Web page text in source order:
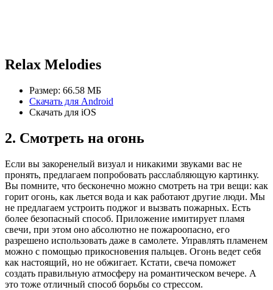
Relax Melodies
Размер: 66.58 МБ
Скачать для Android
Скачать для iOS
2. Смотреть на огонь
Если вы закоренелый визуал и никакими звуками вас не
пронять, предлагаем попробовать расслабляющую картинку.
Вы помните, что бесконечно можно смотреть на три вещи: как
горит огонь, как льется вода и как работают другие люди. Мы
не предлагаем устроить поджог и вызвать пожарных. Есть
более безопасный способ. Приложение имитирует пламя
свечи, при этом оно абсолютно не пожароопасно, его
разрешено использовать даже в самолете. Управлять пламенем
можно с помощью прикосновения пальцев. Огонь ведет себя
как настоящий, но не обжигает. Кстати, свеча поможет
создать правильную атмосферу на романтическом вечере. А
это тоже отличный способ борьбы со стрессом.